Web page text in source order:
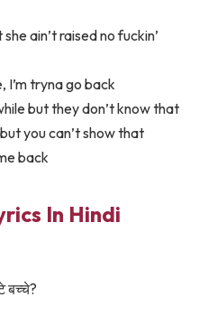
ain’t raised no fuckin’
I’m tryna go back
but they don’t know that
you can’t show that
back
In Hindi
बच्चे?